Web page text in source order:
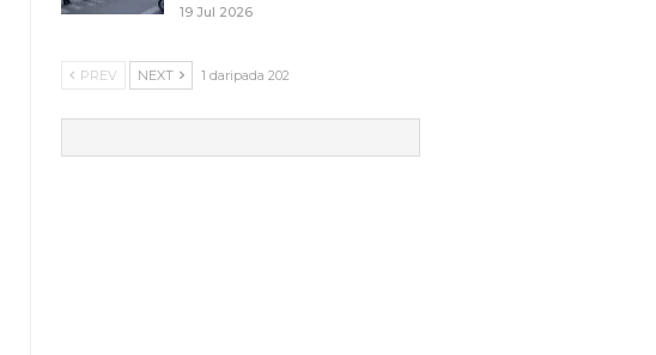
19 Jul 2026
PREV NEXT 1 daripada 202